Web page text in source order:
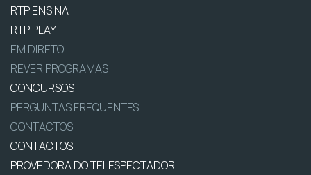
RTP ENSINA
RTP PLAY
EM DIRETO
REVER PROGRAMAS
CONCURSOS
PERGUNTAS FREQUENTES
CONTACTOS
CONTACTOS
PROVEDORA DO TELESPECTADOR